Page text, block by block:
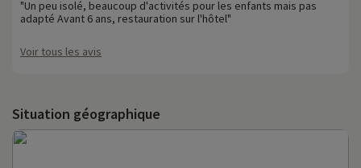
"Un peu isolé, beaucoup d'activités pour les enfants mais pas
adapté Avant 6 ans, restauration sur l'hôtel"
Voir tous les avis
Situation géographique